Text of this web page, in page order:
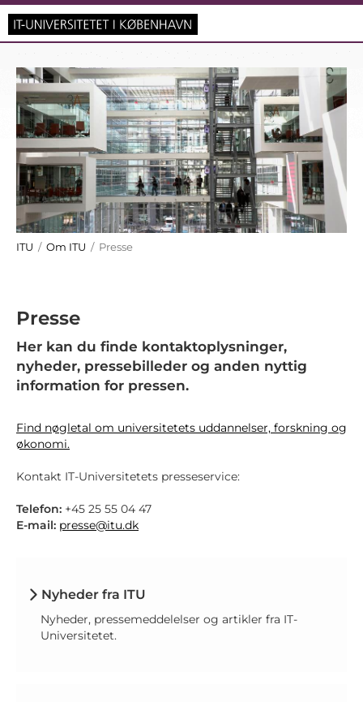
ITU / Om ITU / Presse
Presse
Her kan du finde kontaktoplysninger,
nyheder, pressebilleder og anden nyttig
information for pressen.
Find nøgletal om universitetets uddannelser, forskning og
økonomi.
Kontakt IT-Universitetets presseservice:
Telefon: +45 25 55 04 47
E-mail: presse@itu.dk
Nyheder fra ITU
Nyheder, pressemeddelelser og artikler fra IT-
Universitetet.